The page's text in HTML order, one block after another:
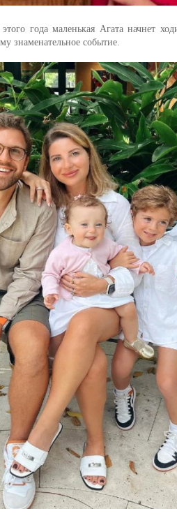
года маленькая Агата начнет
знаменательное событие.